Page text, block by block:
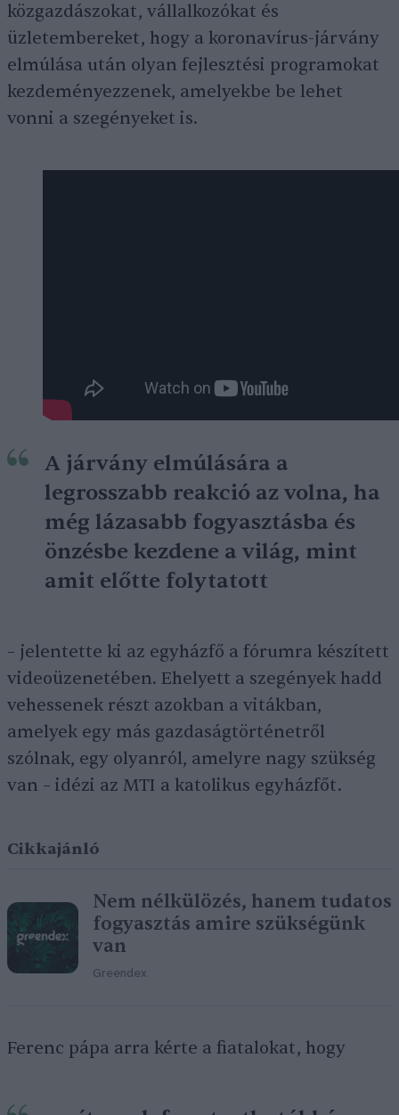
közgazdászokat, vállalkozókat és
üzletembereket, hogy a koronavírus-járvány
elmúlása után olyan fejlesztési programokat
kezdeményezzenek, amelyekbe be lehet
vonni a szegényeket is.
A járvány elmúlására a
legrosszabb reakció az volna, ha
még lázasabb fogyasztásba és
önzésbe kezdene a világ, mint
amit előtte folytatott
– jelentette ki az egyházfő a fórumra készített
videoüzenetében. Ehelyett a szegények hadd
vehessenek részt azokban a vitákban,
amelyek egy más gazdaságtörténetről
szólnak, egy olyanról, amelyre nagy szükség
van – idézi az MTI a katolikus egyházfőt.
Cikkajánló
Nem nélkülözés, hanem tudatos
fogyasztás amire szükségünk
van
Greendex
Ferenc pápa arra kérte a fiatalokat, hogy